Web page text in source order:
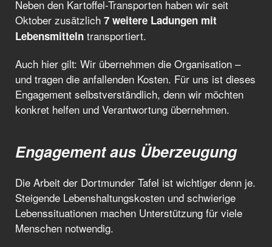
Neben den Kartoffel-Transporten haben wir seit
Oktober zusätzlich 7 weitere Ladungen mit
Lebensmitteln transportiert.
Auch hier gilt: Wir übernehmen die Organisation –
und tragen die anfallenden Kosten. Für uns ist dieses
Engagement selbstverständlich, denn wir möchten
konkret helfen und Verantwortung übernehmen.
Engagement aus Überzeugung
Die Arbeit der Dortmunder Tafel ist wichtiger denn je.
Steigende Lebenshaltungskosten und schwierige
Lebenssituationen machen Unterstützung für viele
Menschen notwendig.